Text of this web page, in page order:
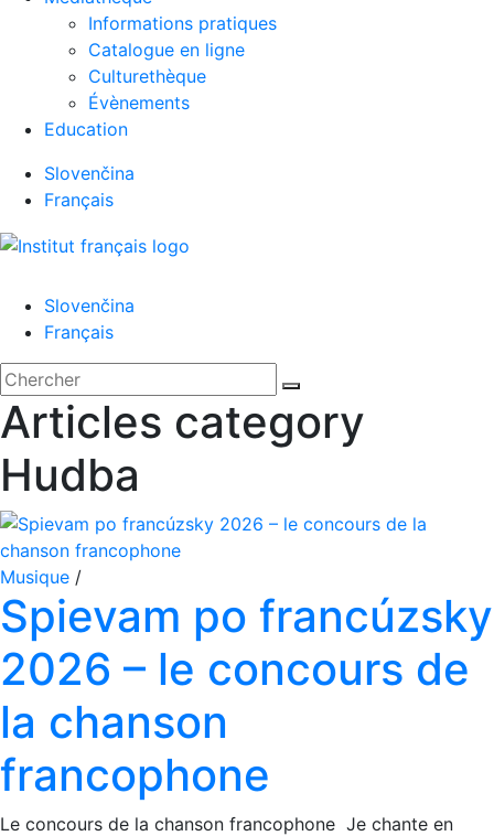
Informations pratiques
Catalogue en ligne
Culturethèque
Évènements
Education
Slovenčina
Français
Slovenčina
Français
'.__('Search').'
Fermer
Rechercher:
Articles category
Hudba
Musique /
Spievam po francúzsky
2026 – le concours de
la chanson
francophone
Le concours de la chanson francophone Je chante en